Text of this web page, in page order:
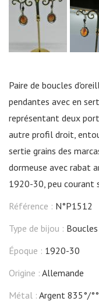
Paire de boucles
pendantes avec en
représentant deux
autre profil droit,
sertie grains des
dormeuse avec rabat
1920-30, peu courant
Référence : N°P1512
Type de bijou :
Époque : 1920-30
Origine : Allemande
Métal : Argent 835°/°°